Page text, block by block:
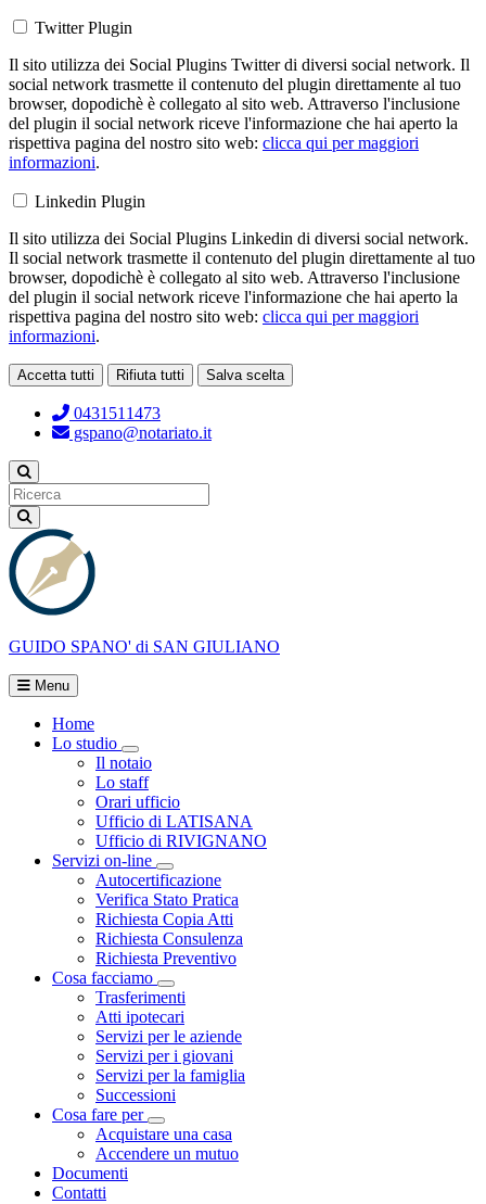
Twitter Plugin
Il sito utilizza dei Social Plugins Twitter di diversi social network. Il
social network trasmette il contenuto del plugin direttamente al tuo
browser, dopodichè è collegato al sito web. Attraverso l'inclusione
del plugin il social network riceve l'informazione che hai aperto la
rispettiva pagina del nostro sito web: clicca qui per maggiori
informazioni.
Linkedin Plugin
Il sito utilizza dei Social Plugins Linkedin di diversi social network.
Il social network trasmette il contenuto del plugin direttamente al tuo
browser, dopodichè è collegato al sito web. Attraverso l'inclusione
del plugin il social network riceve l'informazione che hai aperto la
rispettiva pagina del nostro sito web: clicca qui per maggiori
informazioni.
Accetta tutti Rifiuta tutti Salva scelta
0431511473
gspano@notariato.it
GUIDO SPANO' di SAN GIULIANO
Menu
Home
Lo studio
Visualizza menù di secondo livello
Il notaio
Lo staff
Orari ufficio
Ufficio di LATISANA
Ufficio di RIVIGNANO
Servizi on-line
Visualizza menù di secondo livello
Autocertificazione
Verifica Stato Pratica
Richiesta Copia Atti
Richiesta Consulenza
Richiesta Preventivo
Cosa facciamo
Visualizza menù di secondo livello
Trasferimenti
Atti ipotecari
Servizi per le aziende
Servizi per i giovani
Servizi per la famiglia
Successioni
Cosa fare per
Visualizza menù di secondo livello
Acquistare una casa
Accendere un mutuo
Documenti
Contatti